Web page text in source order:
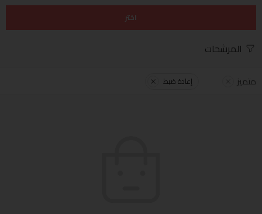
اختر
المرشحات
متميز إعادة ضبط